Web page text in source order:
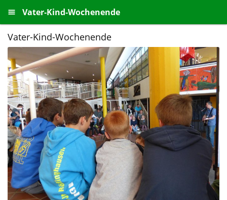
Vater-Kind-Wochenende
Vater-Kind-Wochenende